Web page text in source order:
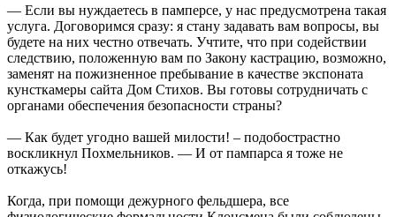
— Если вы нуждаетесь в памперсе, у нас предусмотрена такая
услуга. Договоримся сразу: я стану задавать вам вопросы, вы
будете на них честно отвечать. Учтите, что при содействии
следствию, положенную вам по Закону кастрацию, возможно,
заменят на пожизненное пребывание в качестве экспоната
кунсткамеры сайта Дом Стихов. Вы готовы сотрудничать с
органами обеспечения безопасности страны?
— Как будет угодно вашей милости! – подобострастно
воскликнул Похмельников. — И от пампарса я тоже не
откажусь!
Когда, при помощи дежурного фельдшера, все